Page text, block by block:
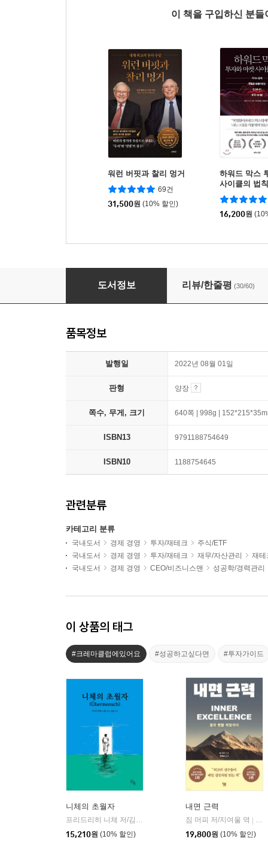
이 책을 구입하신 분
워런 버핏과 찰리 멍거
69건
31,500원 (10% 할인)
하워드 막스
사이클의 법칙
16,200원
워런 버핏의 주주 서한
도서정보 리뷰/한줄평 (30/60)
품목정보
발행일 2022년 08월 01일
판형 양장
쪽수, 무게, 크기 640쪽 | 998g |
ISBN13 9791188754649
ISBN10 1188754645
관련분류
카테고리 분류
국내도서 경제 경영 투자/재테크
주식/ETF
국내도서
경제 경영 투자/재테크 재무/자산관리
재테
국내도서
경제 경영 CEO/비즈니스맨 성공학/경력관리
이 상품의 태그
#크레마클럽에있어요 #성공하고싶다면 #투자가이드
니체의 초월자
프리드리히 니체 저/김철 편역
15,210원 (10% 할인)
내면 근력
짐 머피 저/지여울 역
윌
19,800원 (10% 할인)